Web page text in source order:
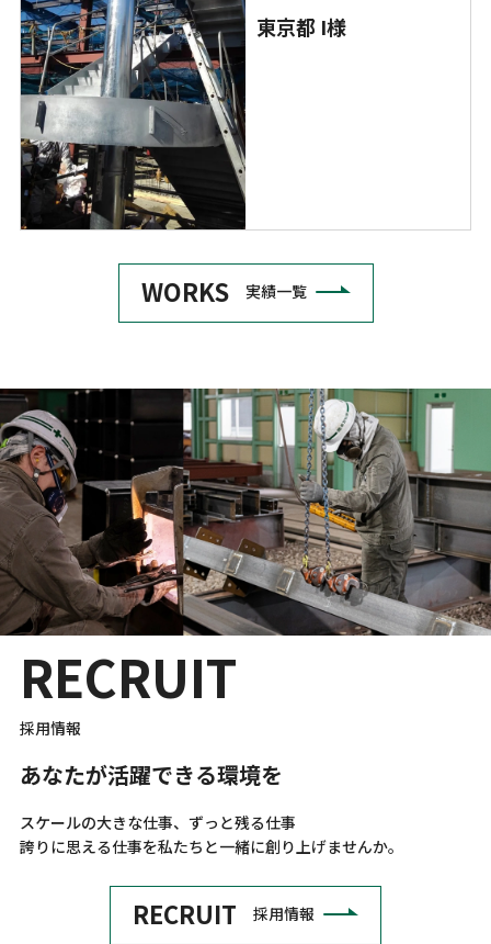
東京都 I様
WORKS 実績一覧
RECRUIT
採用情報
あなたが活躍できる環境を
スケールの大きな仕事、ずっと残る仕事
誇りに思える仕事を私たちと一緒に創り上げませんか。
RECRUIT 採用情報